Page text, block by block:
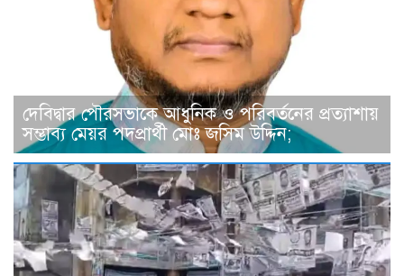
দেবিদ্বার পৌরসভাকে আধুনিক ও পরিবর্তনের প্রত্যাশায়
সম্ভাব্য মেয়র পদপ্রার্থী মোঃ জসিম উদ্দিন;